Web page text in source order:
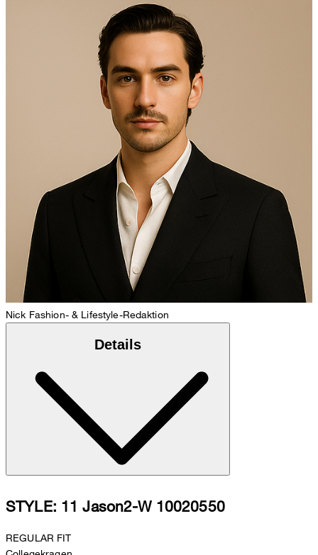
Nick Fashion- & Lifestyle-Redaktion
Details
STYLE: 11 Jason2-W 10020550
REGULAR FIT